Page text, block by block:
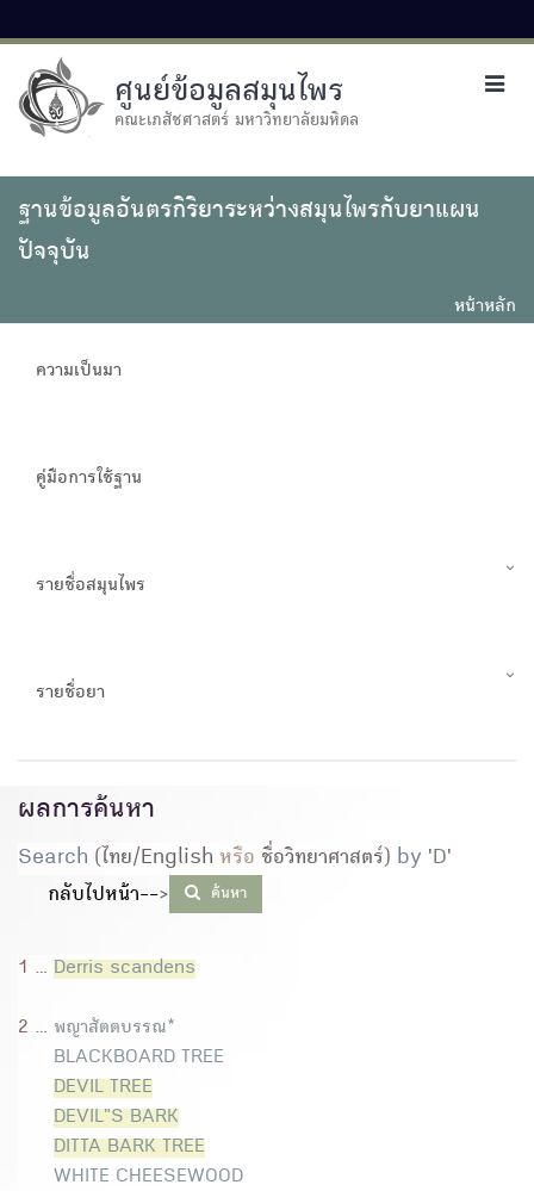
ศูนย์ข้อมูลสมุนไพร
คณะเภสัชศาสตร์ มหาวิทยาลัยมหิดล
ฐานข้อมูลอันตรกิริยาระหว่างสมุนไพรกับยาแผน
ปัจจุบัน
หน้าหลัก
ความเป็นมา
คู่มือการใช้ฐาน
รายชื่อสมุนไพร
รายชื่อยา
ผลการค้นหา
Search (ไทย/English หรือ ชื่อวิทยาศาสตร์) by 'D'
กลับไปหน้า--> ค้นหา
1 ... Derris scandens
2 ... พญาสัตตบรรณ*
BLACKBOARD TREE
DEVIL TREE
DEVIL"S BARK
DITTA BARK TREE
WHITE CHEESEWOOD